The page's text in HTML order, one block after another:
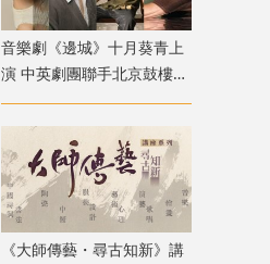
音樂劇《邊城》十月葵青上
演 中英劇團聯手北京鼓樓西
戲劇 演繹湘西純美與遺憾
《大師傳藝・尋古知新》講